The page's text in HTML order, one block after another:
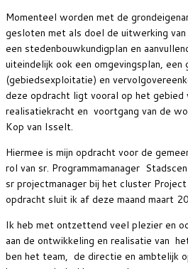
Momenteel worden met de
gesloten met als doel de uitwerking
een stedenbouwkundigplan en
uiteindelijk ook een omgevingsplan,
(gebiedsexploitatie) en
deze opdracht ligt vooral op het gebied
realisatiekracht en voortgang van de
Kop van Isselt.
Hiermee is mijn opdracht voor de
rol van sr. Programmamanager
sr projectmanager bij het cluster
opdracht sluit ik af deze maand maart
Ik heb met ontzettend veel plezier en
aan de ontwikkeling en realisatie van
ben het team, de directie en ambtelijk